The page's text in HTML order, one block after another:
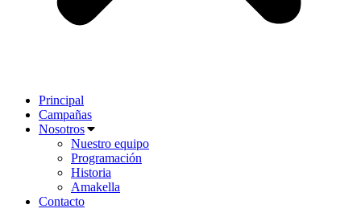
Principal
Campañas
Nosotros
Nuestro equipo
Programación
Historia
Amakella
Contacto